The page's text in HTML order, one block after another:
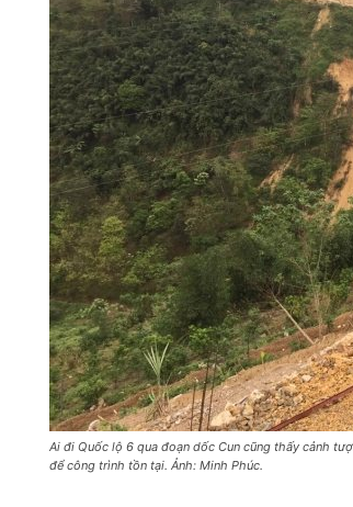
Ai đi Quốc lộ 6 qua đoạn dốc Cun cũng thấy cảnh
để công trình tồn tại. Ảnh: Minh Phúc.